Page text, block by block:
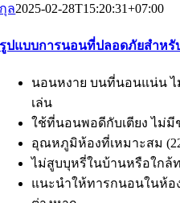
กุล2025-02-28T15:20:31+07:00
รูปแบบการนอนที่ปลอดภัยสำหรั
นอนหงาย บนที่นอนแน่น
เล่น
ใช้ที่นอนพอดีกับเตียง ไม่มี
อุณหภูมิห้องที่เหมาะสม
ไม่สูบบุหรี่ในบ้านหรือใกล้
แนะนำให้ทารกนอนในห้อ